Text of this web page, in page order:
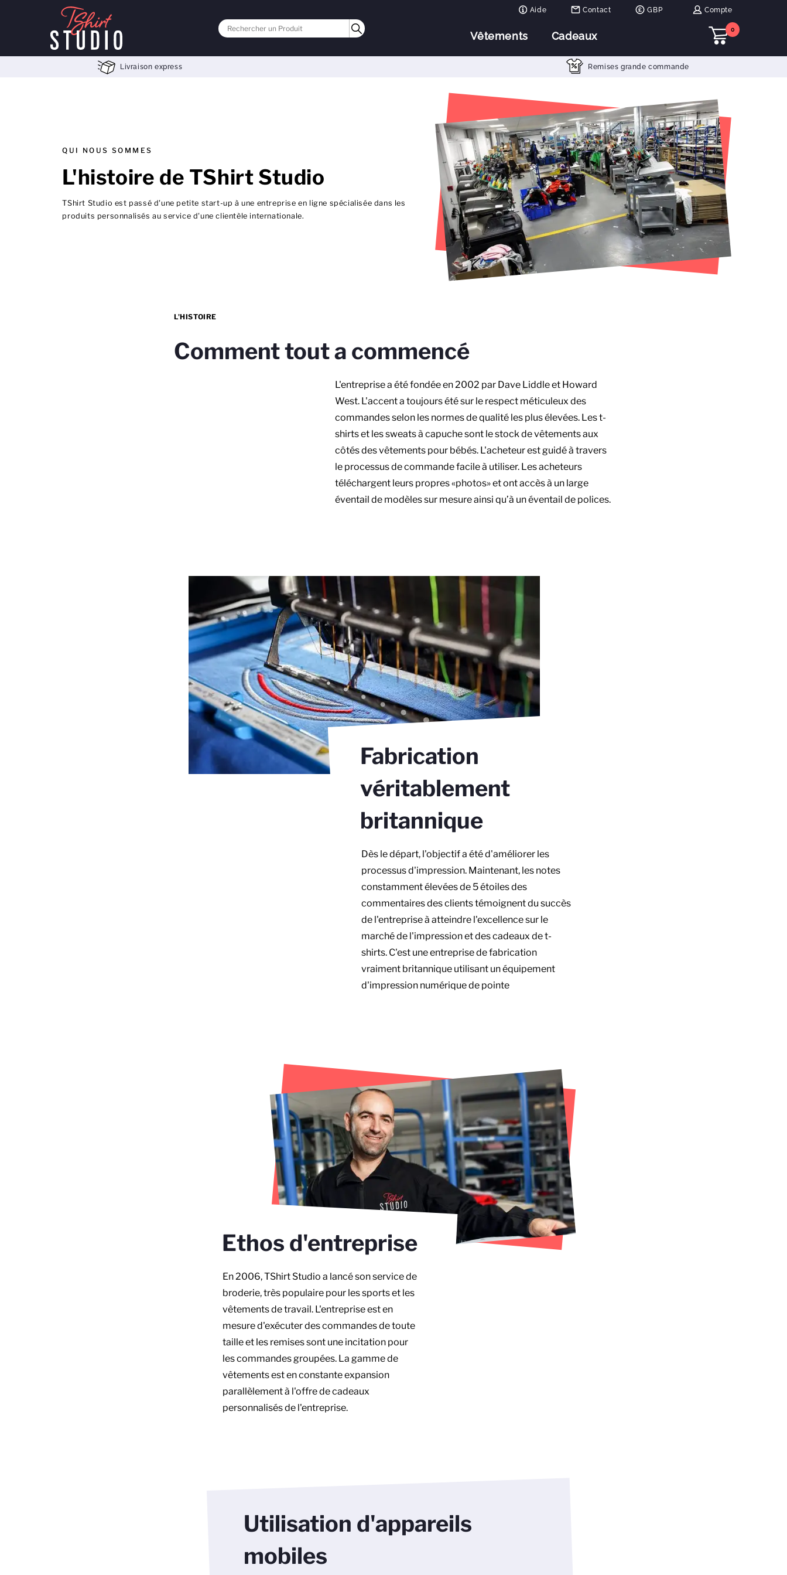
Aide Contact GBP Compte
Vêtements Cadeaux
0
Livraison express Remises grande commande
QUI NOUS SOMMES
L'histoire de TShirt Studio
TShirt Studio est passé d'une petite start-up à une entreprise en ligne spécialisée dans les
produits personnalisés au service d'une clientèle internationale.
L'HISTOIRE
Comment tout a commencé
L'entreprise a été fondée en 2002 par Dave Liddle et Howard
West. L'accent a toujours été sur le respect méticuleux des
commandes selon les normes de qualité les plus élevées. Les t-
shirts et les sweats à capuche sont le stock de vêtements aux
côtés des vêtements pour bébés. L'acheteur est guidé à travers
le processus de commande facile à utiliser. Les acheteurs
téléchargent leurs propres «photos» et ont accès à un large
éventail de modèles sur mesure ainsi qu’à un éventail de polices.
Fabrication
véritablement
britannique
Dès le départ, l'objectif a été d'améliorer les
processus d'impression. Maintenant, les notes
constamment élevées de 5 étoiles des
commentaires des clients témoignent du succès
de l'entreprise à atteindre l'excellence sur le
marché de l'impression et des cadeaux de t-
shirts. C'est une entreprise de fabrication
vraiment britannique utilisant un équipement
d'impression numérique de pointe
Ethos d'entreprise
En 2006, TShirt Studio a lancé son service de
broderie, très populaire pour les sports et les
vêtements de travail. L'entreprise est en
mesure d'exécuter des commandes de toute
taille et les remises sont une incitation pour
les commandes groupées. La gamme de
vêtements est en constante expansion
parallèlement à l'offre de cadeaux
personnalisés de l'entreprise.
Utilisation d'appareils
mobiles